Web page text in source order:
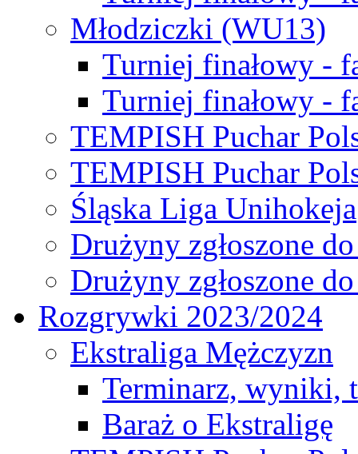
Młodziczki (WU13)
Turniej finałowy -
Turniej finałowy -
TEMPISH Puchar
TEMPISH Puchar
Śląska Liga Unihokeja
Drużyny zgłoszone
Drużyny zgłoszone
Rozgrywki 2023/2024
Ekstraliga Mężczyzn
Terminarz, wyniki,
Baraż o Ekstraligę